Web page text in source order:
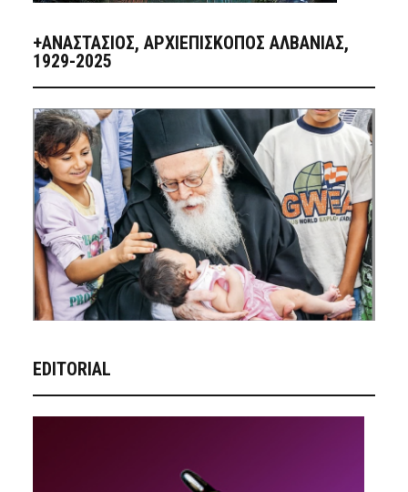
+ΑΝΑΣΤΆΣΙΟΣ, ΑΡΧΙΕΠΊΣΚΟΠΟΣ ΑΛΒΑΝΊΑΣ,
1929-2025
EDITORIAL